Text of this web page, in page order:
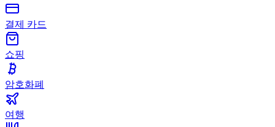
결제 카드
쇼핑
암호화폐
여행